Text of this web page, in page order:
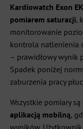
Kardiowatch Exon
pomiarem saturacji,
monitorowanie
kontrola natlenienia
– prawidłowy wynik
Spadek poniżej
zaburzenia pracy
Wszystkie pomiary
aplikacją mobilną,
wyników.